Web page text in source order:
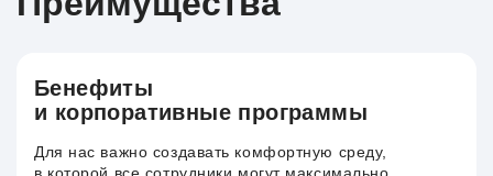
Бенефиты
и корпоративные программы
Для нас важно создавать комфортную среду,
в которой все сотрудники могут максимально